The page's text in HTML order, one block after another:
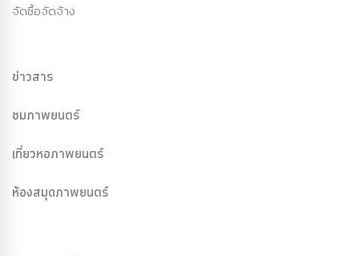
จัดซื้อจัดจ้าง
ข่าวสาร
ชมภาพยนตร์
เที่ยวหอภาพยนตร์
ห้องสมุดภาพยนตร์